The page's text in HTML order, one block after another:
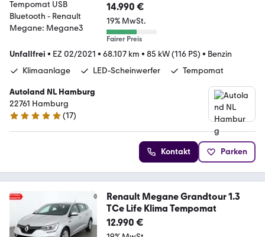
14.990 €
19% MwSt.
Fairer Preis
Unfallfrei • EZ 02/2021 • 68.107 km • 85 kW (116 PS) • Benzin
Klimaanlage
LED-Scheinwerfer Tempomat
Autoland NL Hamburg
22761 Hamburg
4.9 Sterne
(17)
Kontakt Parken
Renault Megane Grandtour 1.3
TCe Life Klima Tempomat
12.990 €